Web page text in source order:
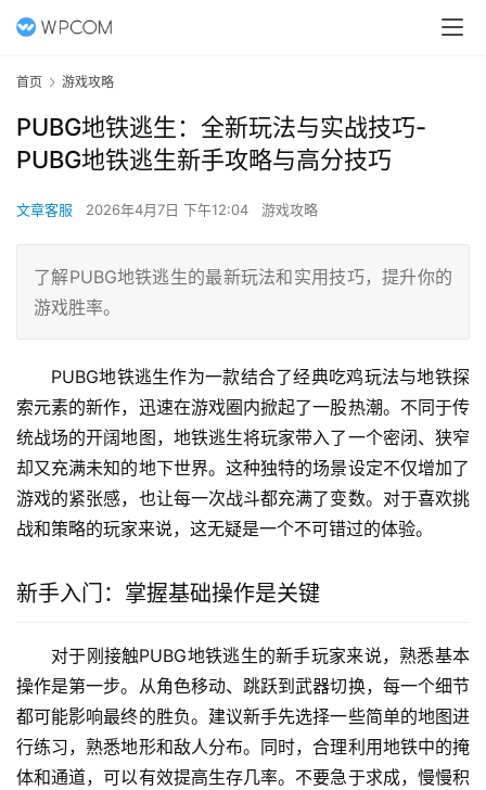
首页 游戏攻略
PUBG地铁逃生：全新玩法与实战技巧-
PUBG地铁逃生新手攻略与高分技巧
文章客服 2026年4月7日 下午12:04 游戏攻略
了解PUBG地铁逃生的最新玩法和实用技巧，提升你的
游戏胜率。
PUBG地铁逃生作为一款结合了经典吃鸡玩法与地铁探
索元素的新作，迅速在游戏圈内掀起了一股热潮。不同于传
统战场的开阔地图，地铁逃生将玩家带入了一个密闭、狭窄
却又充满未知的地下世界。这种独特的场景设定不仅增加了
游戏的紧张感，也让每一次战斗都充满了变数。对于喜欢挑
战和策略的玩家来说，这无疑是一个不可错过的体验。
新手入门：掌握基础操作是关键
对于刚接触PUBG地铁逃生的新手玩家来说，熟悉基本
操作是第一步。从角色移动、跳跃到武器切换，每一个细节
都可能影响最终的胜负。建议新手先选择一些简单的地图进
行练习，熟悉地形和敌人分布。同时，合理利用地铁中的掩
体和通道，可以有效提高生存几率。不要急于求成，慢慢积